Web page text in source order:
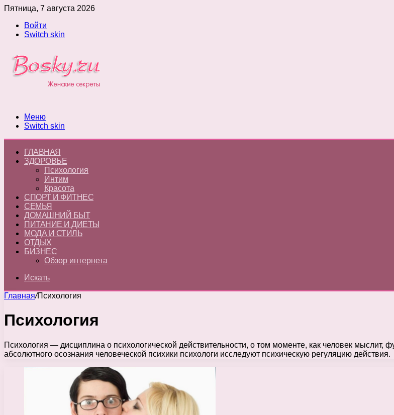
Пятница, 7 августа 2026
Войти
Switch skin
Меню
Switch skin
ГЛАВНАЯ
ЗДОРОВЬЕ
Психология
Интим
Красота
СПОРТ И ФИТНЕС
СЕМЬЯ
ДОМАШНИЙ БЫТ
ПИТАНИЕ И ДИЕТЫ
МОДА И СТИЛЬ
ОТДЫХ
БИЗНЕС
Обзор интернета
Искать
Главная/Психология
Психология
Психология — дисциплина о психологической действительности, о том моменте, как человек мыслит,
абсолютного осознания человеческой психики психологи исследуют психическую регуляцию действия.